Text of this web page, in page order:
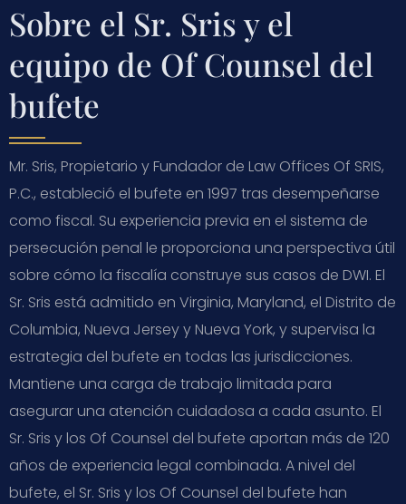
Sobre el Sr. Sris y el
equipo de Of Counsel del
bufete
Mr. Sris, Propietario y Fundador de Law Offices Of SRIS,
P.C., estableció el bufete en 1997 tras desempeñarse
como fiscal. Su experiencia previa en el sistema de
persecución penal le proporciona una perspectiva útil
sobre cómo la fiscalía construye sus casos de DWI. El
Sr. Sris está admitido en Virginia, Maryland, el Distrito de
Columbia, Nueva Jersey y Nueva York, y supervisa la
estrategia del bufete en todas las jurisdicciones.
Mantiene una carga de trabajo limitada para
asegurar una atención cuidadosa a cada asunto. El
Sr. Sris y los Of Counsel del bufete aportan más de 120
años de experiencia legal combinada. A nivel del
bufete, el Sr. Sris y los Of Counsel del bufete han